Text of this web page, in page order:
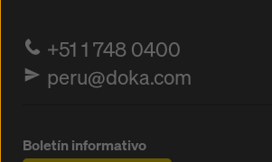
+51 1 748 0400
peru@doka.com
Boletín informativo